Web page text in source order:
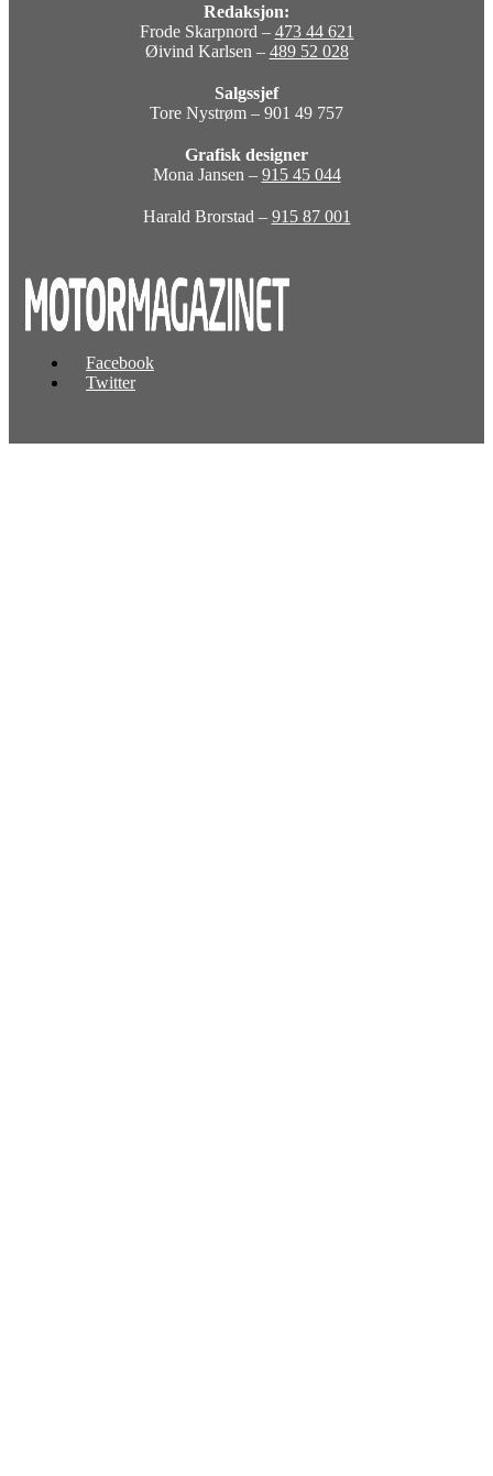
Redaksjon:
Frode Skarpnord – 473 44 621
Øivind Karlsen – 489 52 028
Salgssjef
Tore Nystrøm – 901 49 757
Grafisk designer
Mona Jansen – 915 45 044
Harald Brorstad – 915 87 001
Facebook
Twitter